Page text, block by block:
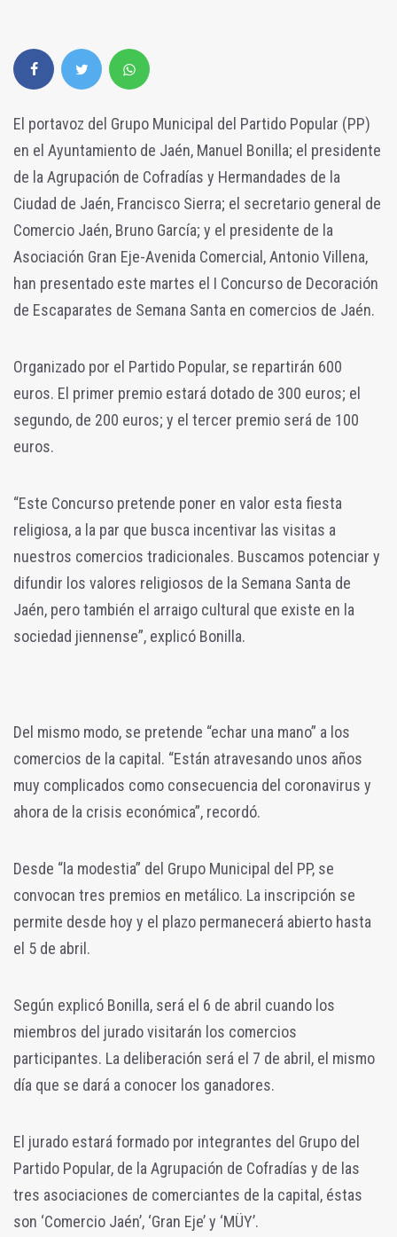
El portavoz del Grupo Municipal del Partido Popular (PP)
en el Ayuntamiento de Jaén, Manuel Bonilla; el presidente
de la Agrupación de Cofradías y Hermandades de la
Ciudad de Jaén, Francisco Sierra; el secretario general de
Comercio Jaén, Bruno García; y el presidente de la
Asociación Gran Eje-Avenida Comercial, Antonio Villena,
han presentado este martes el I Concurso de Decoración
de Escaparates de Semana Santa en comercios de Jaén.
Organizado por el Partido Popular, se repartirán 600
euros. El primer premio estará dotado de 300 euros; el
segundo, de 200 euros; y el tercer premio será de 100
euros.
“Este Concurso pretende poner en valor esta fiesta
religiosa, a la par que busca incentivar las visitas a
nuestros comercios tradicionales. Buscamos potenciar y
difundir los valores religiosos de la Semana Santa de
Jaén, pero también el arraigo cultural que existe en la
sociedad jiennense”, explicó Bonilla.
Del mismo modo, se pretende “echar una mano” a los
comercios de la capital. “Están atravesando unos años
muy complicados como consecuencia del coronavirus y
ahora de la crisis económica”, recordó.
Desde “la modestia” del Grupo Municipal del PP, se
convocan tres premios en metálico. La inscripción se
permite desde hoy y el plazo permanecerá abierto hasta
el 5 de abril.
Según explicó Bonilla, será el 6 de abril cuando los
miembros del jurado visitarán los comercios
participantes. La deliberación será el 7 de abril, el mismo
día que se dará a conocer los ganadores.
El jurado estará formado por integrantes del Grupo del
Partido Popular, de la Agrupación de Cofradías y de las
tres asociaciones de comerciantes de la capital, éstas
son ‘Comercio Jaén’, ‘Gran Eje’ y ‘MÜY’.